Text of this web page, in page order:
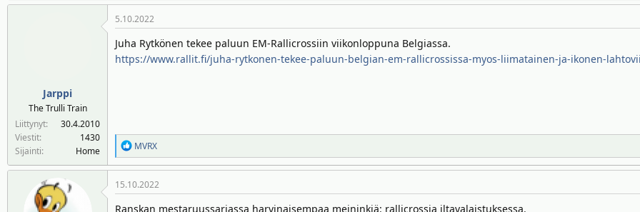
a
k
i
o
Jarppi
The Trulli Train
Liittynyt
30.4.2010
Viestit
1430
Sijainti
Home
5.10.2022
Juha Rytkönen tekee paluun EM-Rallicrossiin viikonloppuna Belgiassa.
https://www.rallit.fi/juha-rytkonen-tekee-paluun-belgian-em-rallicrossissa-myos-liimatainen-ja-ikonen-
R
e
a
k
MVRX
15.10.2022
Ranskan mestaruussarjassa harvinaisempaa meininkiä: rallicrossia iltavalaistuksessa.